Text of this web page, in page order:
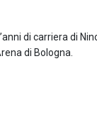
di carriera di
di Bologna.